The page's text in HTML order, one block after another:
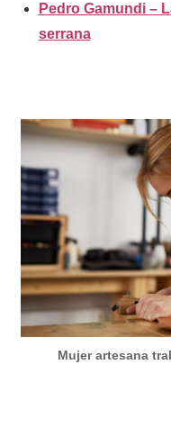
Pedro Gamundi –
serrana
Mujer artesana